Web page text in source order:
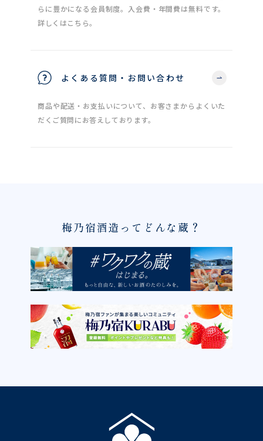
らに豊かになる会員制度。入会費・年間費は無料です。
詳しくはこちら。
よくある質問・お問い合わせ
商品や配送・お支払いについて、お客さまからよくいた
だくご質問にお答えしております。
梅乃宿酒造ってどんな蔵？